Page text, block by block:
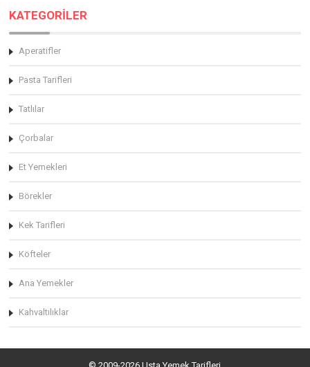
KATEGORİLER
Aperatifler
Pasta Tarifleri
Tatlılar
Çorbalar
Et Yemekleri
Börekler
Kek Tarifleri
Köfteler
Ana Yemekler
Kahvaltılıklar